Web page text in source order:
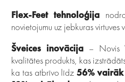
Flex-Feet tehnoloģija
novietojumu uz jebkuras virtuves
Šveices inovācija– Novis
kvalitātes produkts, kas
ka tas atbrīvo līdz56%